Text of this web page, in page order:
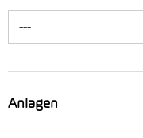
---
Anlagen